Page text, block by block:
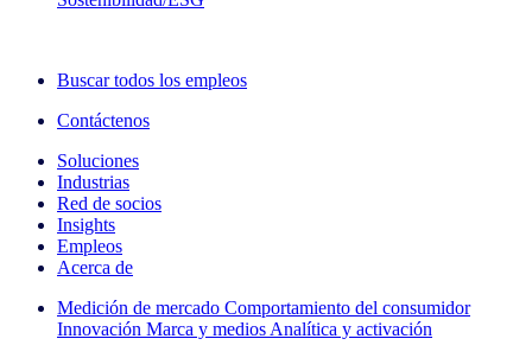
Buscar todos los empleos
Contáctenos
Soluciones
Industrias
Red de socios
Insights
Empleos
Acerca de
Medición de mercado Comportamiento del consumidor
Innovación Marca y medios Analítica y activación